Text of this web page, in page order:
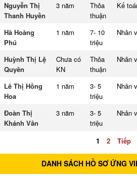
Nguyễn Thị
Thanh Huyền
3 năm
Thỏa
thuận
Kế
Hà Hoàng
Phú
1 năm
7- 10
triệu
Nhân
Huỳnh Thị Lệ
Quyên
Chưa có
KN
Thỏa
thuận
Nhân
Lê Thị Hồng
Hoa
1 năm
3- 5
triệu
Nhân
Đoàn Thị
Khánh Vân
3 năm
3- 5
triệu
Nhân
1 2 Tiếp
DANH SÁCH HỒ SƠ ỨNG